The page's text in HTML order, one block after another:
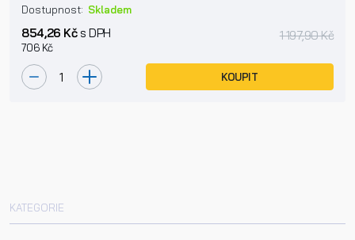
KATEGORIE
Dostupnost: Skladem
854,26 Kčs DPH
706 Kč
1 197,90 Kč
KOUPIT